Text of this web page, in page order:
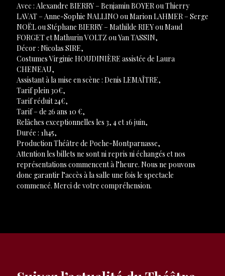
Avec : Alexandre BIERRY – Benjamin BOYER ou Thierry
LAVAT – Anne-Sophie NALLINO ou Marion LAHMER – Serge
NOËL ou Stéphane BIERRY – Mathilde RIEY ou Maud
FORGET et Mathurin VOLTZ ou Yan TASSIN,
Décor : Nicolas SIRE,
Costumes Virginie HOUDINIÈRE assistée de Laura
CHENEAU,
Assistant à la mise en scène : Denis LEMAÎTRE,
Tarif plein 30€,
Tarif réduit 24€,
Tarif – de 26 ans 10 €,
Relâches exceptionnelles les 3, 4 et 16 juin,
Durée : 1h45,
Production Théâtre de Poche-Montparnasse,
Attention les billets ne sont ni repris ni échangés et nos
représentations commencent à l’heure. Nous ne pouvons
donc garantir l’accès à la salle une fois le spectacle
commencé. Merci de votre compréhension.